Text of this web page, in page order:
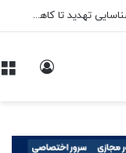
روش‌های جلوگیری از حملات Zero-Day؛ از شناسایی تهدید تا کاهش ریسک